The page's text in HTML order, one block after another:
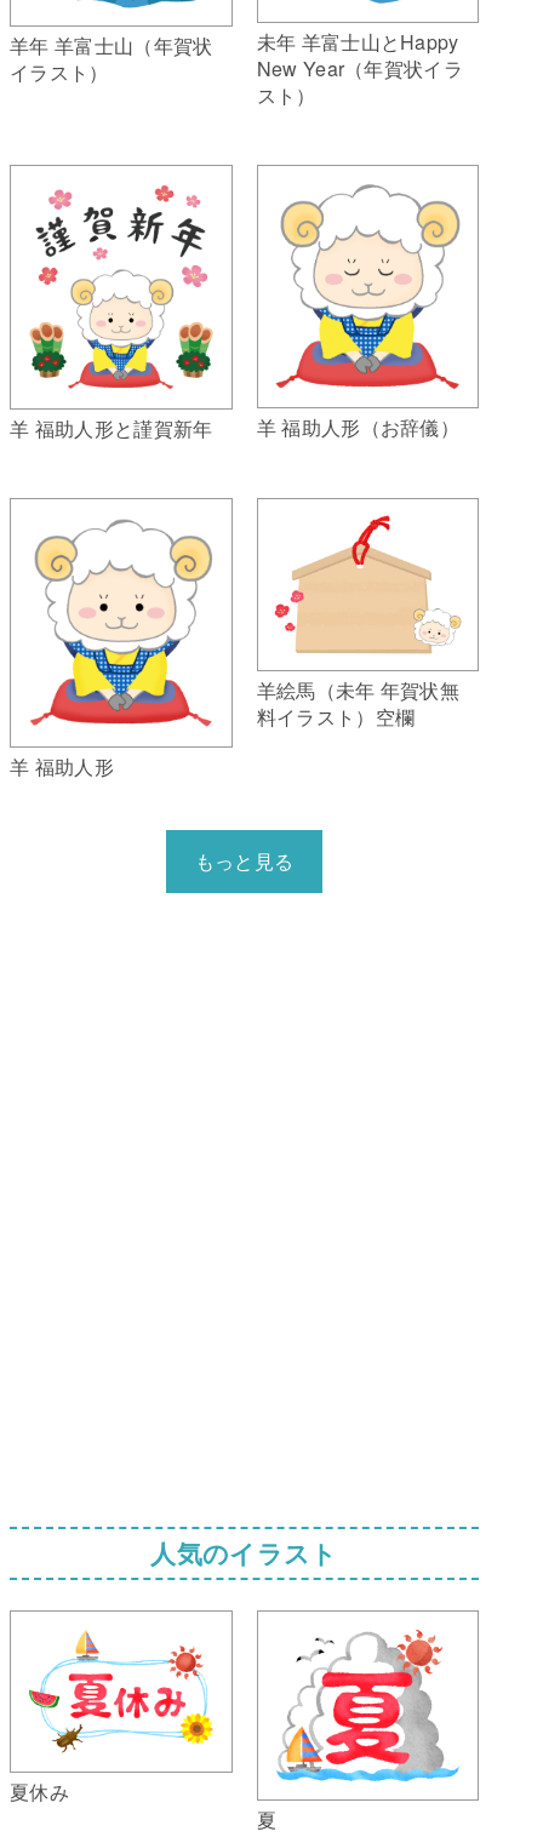
羊年 羊富士山（年賀状
イラスト）
未年 羊富士山とHappy
New Year（年賀状イラ
スト）
羊 福助人形と謹賀新年 羊 福助人形（お辞儀）
羊 福助人形
羊絵馬（未年 年賀状無
料イラスト）空欄
もっと見る
人気のイラスト
夏休み
夏